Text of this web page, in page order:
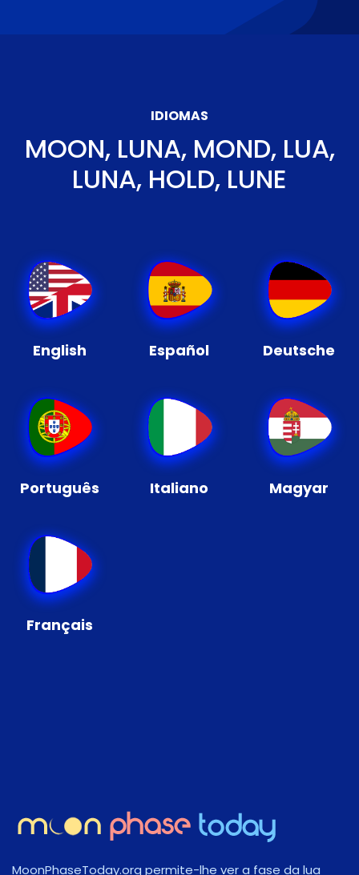
IDIOMAS
MOON, LUNA, MOND, LUA,
LUNA, HOLD, LUNE
English Español Deutsche
Português Italiano Magyar
Français
MoonPhaseToday.org permite-lhe ver a fase da lua